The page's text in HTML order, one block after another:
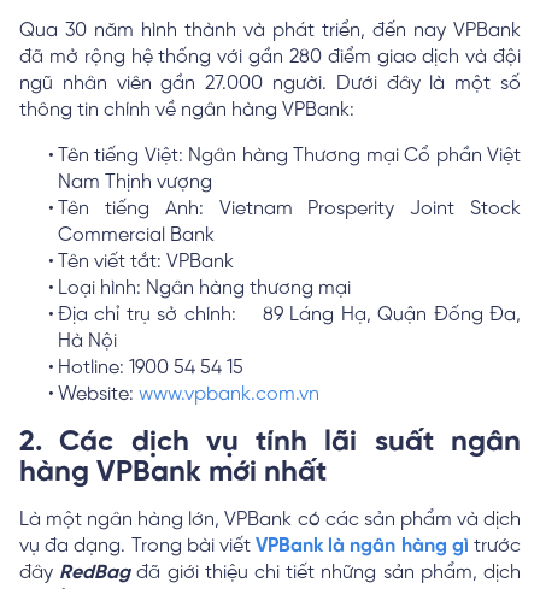
Qua 30 năm hình thành và phát triển, đến nay VPBank
đã mở rộng hệ thống với gần 280 điểm giao dịch và đội
ngũ nhân viên gần 27.000 người. Dưới đây là một số
thông tin chính về ngân hàng VPBank:
Tên tiếng Việt: Ngân hàng Thương mại Cổ phần Việt
Nam Thịnh vượng
Tên tiếng Anh: Vietnam Prosperity Joint Stock
Commercial Bank
Tên viết tắt: VPBank
Loại hình: Ngân hàng thương mại
Địa chỉ trụ sở chính: 89 Láng Hạ, Quận Đống Đa,
Hà Nội
Hotline: 1900 54 54 15
Website: www.vpbank.com.vn
2. Các dịch vụ tính lãi suất ngân
hàng VPBank mới nhất
Là một ngân hàng lớn, VPBank có các sản phẩm và dịch
vụ đa dạng. Trong bài viếtVPBank là ngân hàng gì trước
đây RedBagđã giới thiệu chi tiết những sản phẩm, dịch